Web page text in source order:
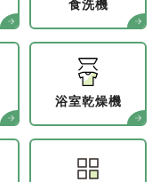
食洗機
浴室乾燥機